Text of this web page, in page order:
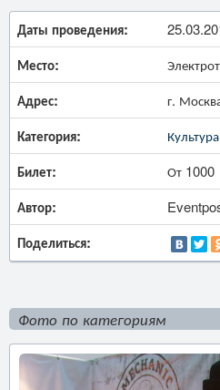
Даты проведения:
Место:
Адрес: г.
Категория: Культура
Билет: От 1000
Автор:
Поделиться:
Фото по категориям